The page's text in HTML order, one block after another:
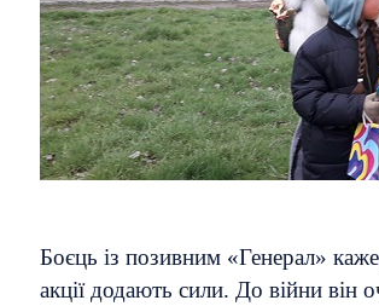
Боєць із позивним «Генерал»
акції додають сили. До війни він